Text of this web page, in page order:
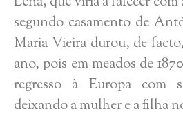
segundo casamento de
Maria Vieira durou, de
ano, pois em meados de
regresso à Europa com
deixando a mulher e a filha